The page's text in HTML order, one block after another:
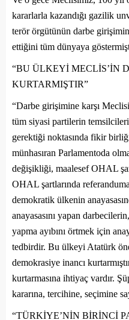
kararlarla kazandığı gazilik
terör örgütünün darbe
ettiğini tüm dünyaya
“BU ÜLKEYİ MECLİS’İN
KURTARMIŞTIR”
“Darbe girişimine karşı
tüm siyasi partilerin
gerektiği noktasında fikir
münhasıran Parlamentoda
değişikliği, maalesef OHAL
OHAL şartlarında
demokratik ülkenin
anayasasını yapan
yapma ayıbını örtmek için
tedbirdir. Bu ülkeyi Atatürk
demokrasiye inancı
kurtarmasına ihtiyaç vardır.
kararına, tercihine, seçimine
“TÜRKİYE’NİN BİRİNCİ